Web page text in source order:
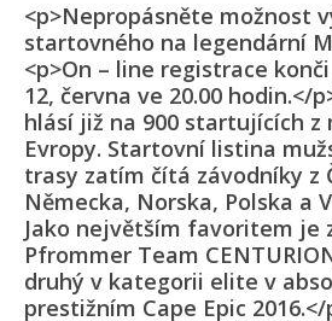
<p>Nepropásněte možnost
startovného na legendární
<p>On – line registrace
12, června ve 20.00 hodin.</
hlásí již na 900 startujících z
Evropy. Startovní listina
trasy zatím čítá závodníky z
Německa, Norska, Polska a
Jako největším favoritem je
Pfrommer Team
druhý v kategorii elite v
prestižním Cape Epic 2016.</